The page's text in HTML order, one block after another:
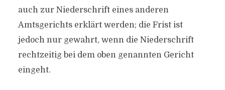
auch zur Niederschrift eines anderen
Amtsgerichts erklärt werden; die Frist ist
jedoch nur gewahrt, wenn die Niederschrift
rechtzeitig bei dem oben genannten Gericht
eingeht.